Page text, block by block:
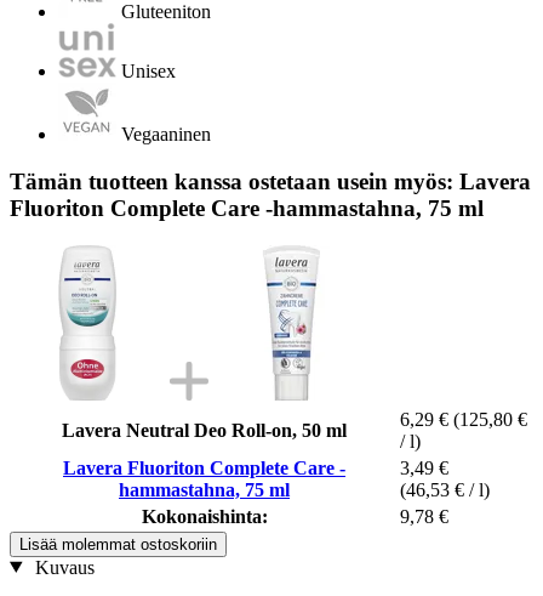
Gluteeniton
Unisex
Vegaaninen
Tämän tuotteen kanssa ostetaan usein myös: Lavera
Fluoriton Complete Care -hammastahna, 75 ml
Lavera Neutral Deo Roll-on, 50 ml
6,29 € (125,80 €
/ l)
Lavera Fluoriton Complete Care -
hammastahna, 75 ml
3,49 €
(46,53 € / l)
Kokonaishinta:
9,78 €
Lisää molemmat ostoskoriin
Kuvaus